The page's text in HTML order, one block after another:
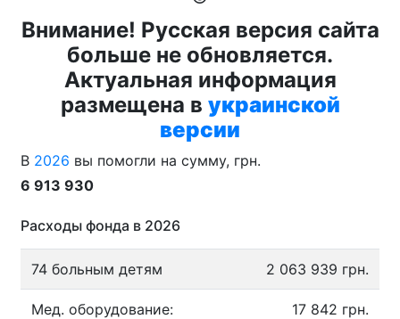
Внимание! Русская версия сайта
больше не обновляется.
Актуальная информация
размещена в украинской
версии
В 2026 вы помогли на сумму, грн.
6 913 930
Расходы фонда в 2026
74 больным детям 2 063 939 грн.
Мед. оборудование: 17 842 грн.